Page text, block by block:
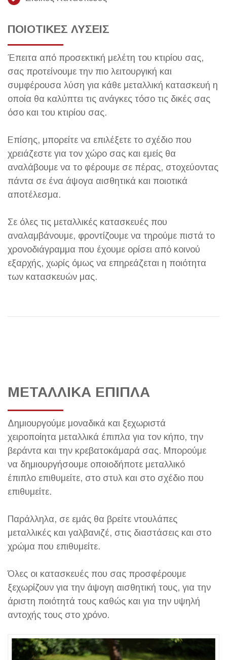
ΠΟΙΟΤΙΚΕΣ ΛΥΣΕΙΣ
Έπειτα από προσεκτική μελέτη του κτιρίου σας,
σας προτείνουμε την πιο λειτουργική και
συμφέρουσα λύση για κάθε μεταλλική κατασκευή η
οποία θα καλύπτει τις ανάγκες τόσο τις δικές σας
όσο και του κτιρίου σας.
Επίσης, μπορείτε να επιλέξετε το σχέδιο που
χρειάζεστε για τον χώρο σας και εμείς θα
αναλάβουμε να το φέρουμε σε πέρας, στοχεύοντας
πάντα σε ένα άψογα αισθητικά και ποιοτικά
αποτέλεσμα.
Σε όλες τις μεταλλικές κατασκευές που
αναλαμβάνουμε, φροντίζουμε να τηρούμε πιστά το
χρονοδιάγραμμα που έχουμε ορίσει από κοινού
εξαρχής, χωρίς όμως να επηρεάζεται η ποιότητα
των κατασκευών μας.
ΜΕΤΑΛΛΙΚΑ ΕΠΙΠΛΑ
Δημιουργούμε μοναδικά και ξεχωριστά
χειροποίητα μεταλλικά έπιπλα για τον κήπο, την
βεράντα και την κρεβατοκάμαρά σας. Μπορούμε
να δημιουργήσουμε οποιοδήποτε μεταλλικό
έπιπλο επιθυμείτε, στο στυλ και στο σχέδιο που
επιθυμείτε.
Παράλληλα, σε εμάς θα βρείτε ντουλάπες
μεταλλικές και γαλβανιζέ, στις διαστάσεις και στο
χρώμα που επιθυμείτε.
Όλες οι κατασκευές που σας προσφέρουμε
ξεχωρίζουν για την άψογη αισθητική τους, για την
άριστη ποιότητά τους καθώς και για την υψηλή
αντοχής τους στο χρόνο.